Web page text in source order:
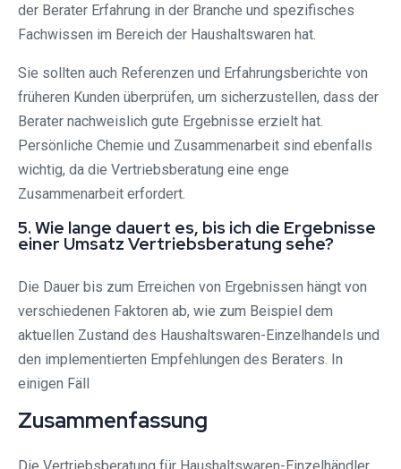
der Berater Erfahrung in der Branche und spezifisches
Fachwissen im Bereich der Haushaltswaren hat.
Sie sollten auch Referenzen und Erfahrungsberichte von
früheren Kunden überprüfen, um sicherzustellen, dass der
Berater nachweislich gute Ergebnisse erzielt hat.
Persönliche Chemie und Zusammenarbeit sind ebenfalls
wichtig, da die Vertriebsberatung eine enge
Zusammenarbeit erfordert.
5. Wie lange dauert es, bis ich die Ergebnisse
einer Umsatz Vertriebsberatung sehe?
Die Dauer bis zum Erreichen von Ergebnissen hängt von
verschiedenen Faktoren ab, wie zum Beispiel dem
aktuellen Zustand des Haushaltswaren-Einzelhandels und
den implementierten Empfehlungen des Beraters. In
einigen Fäll
Zusammenfassung